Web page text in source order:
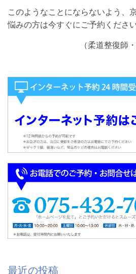
このようなことにならないよう、
悩みの方は今すぐにご予約ください
（柔道整復師
最近の投稿